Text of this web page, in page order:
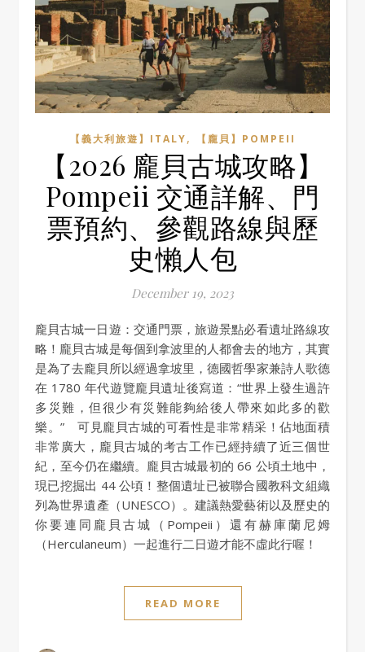
【義大利旅遊】ITALY, 【龐貝】POMPEII
【2026 龐貝古城攻略】
Pompeii 交通詳解、門
票預約、參觀路線與歷
史懶人包
December 19, 2023
龐貝古城一日遊：交通門票，旅遊景點必看遺址路線攻
略！龐貝古城是每個到拿波里的人都會去的地方，其實
是為了去龐貝所以經過拿坡里，德國哲學家兼詩人歌德
在 1780 年代遊覽龐貝遺址後寫道：“世界上發生過許
多災難，但很少有災難能夠給後人帶來如此多的歡
樂。” 可見龐貝古城的可看性是非常精采！佔地面積
非常廣大，龐貝古城的考古工作已經持續了近三個世
紀，至今仍在繼續。龐貝古城最初的 66 公頃土地中，
現已挖掘出 44 公頃！整個遺址已被聯合國教科文組織
列為世界遺產（UNESCO）。建議熱愛藝術以及歷史的
你要連同龐貝古城（Pompeii）還有赫庫蘭尼姆
（Herculaneum）一起進行二日遊才能不虛此行喔！
READ MORE